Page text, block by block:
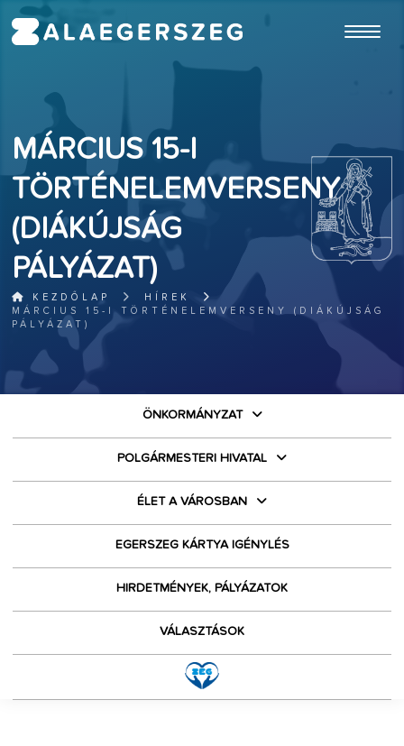
MÁRCIUS 15-I
TÖRTÉNELEMVERSENY
(DIÁKÚJSÁG
PÁLYÁZAT)
KEZDŐLAP
HÍREK
MÁRCIUS 15-I TÖRTÉNELEMVERSENY (DIÁKÚJSÁG
PÁLYÁZAT)
ÖNKORMÁNYZAT
POLGÁRMESTERI HIVATAL
ÉLET A VÁROSBAN
EGERSZEG KÁRTYA IGÉNYLÉS
HIRDETMÉNYEK, PÁLYÁZATOK
VÁLASZTÁSOK